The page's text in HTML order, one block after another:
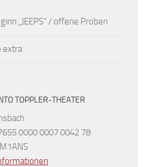
„JEEPS“ / offene Proben
extra
TOPPLER-THEATER
0000 0007 0042 78